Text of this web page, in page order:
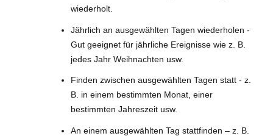
wiederholt.
Jährlich an ausgewählten Tagen wiederholen -
Gut geeignet für jährliche Ereignisse wie z. B.
jedes Jahr Weihnachten usw.
Finden zwischen ausgewählten Tagen statt - z.
B. in einem bestimmten Monat, einer
bestimmten Jahreszeit usw.
An einem ausgewählten Tag stattfinden – z. B.